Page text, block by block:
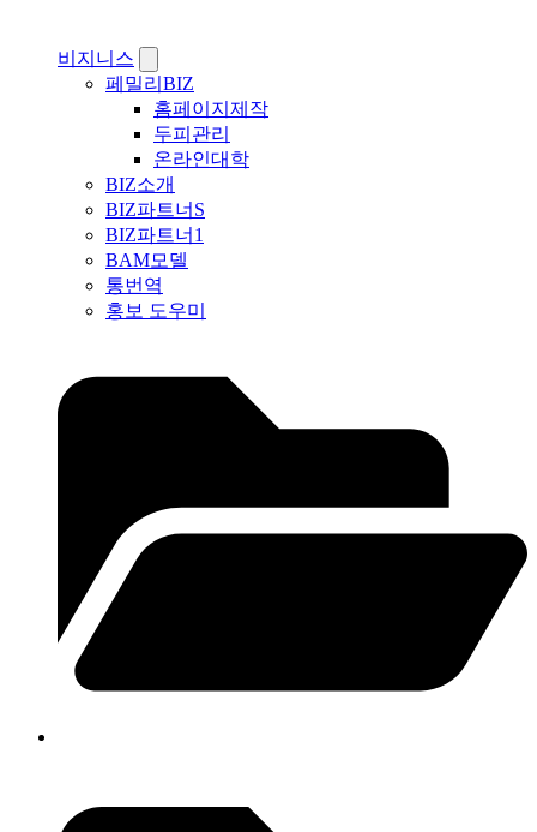
비지니스
페밀리BIZ
홈페이지제작
두피관리
온라인대학
BIZ소개
BIZ파트너S
BIZ파트너1
BAM모델
통번역
홍보 도우미